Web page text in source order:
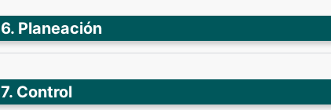
6. Planeación
7. Control